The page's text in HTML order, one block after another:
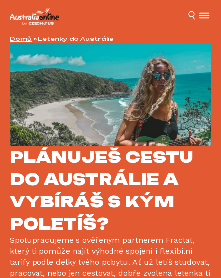
Domů » Letenky do Austrálie
PLÁNUJEŠ CESTU
DO AUSTRÁLIE A
VYBÍRÁŠ S KÝM
POLETÍŠ?
Spolupracujeme s ověřeným partnerem Fractal,
který ti pomůže najít výhodné spojení i flexibilní
tarify podle délky tvého pobytu. Ať už letíš studovat,
pracovat, nebo jen cestovat, dobře zvolená letenka ti